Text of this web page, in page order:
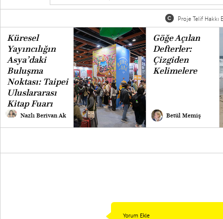
Proje Telif Hakkı
Küresel
Yayıncılığın
Asya’daki
Buluşma
Noktası: Taipei
Uluslararası
Kitap Fuarı
Nazlı Berivan Ak
Göğe Açılan
Defterler:
Çizgiden
Kelimelere
Betül Memiş